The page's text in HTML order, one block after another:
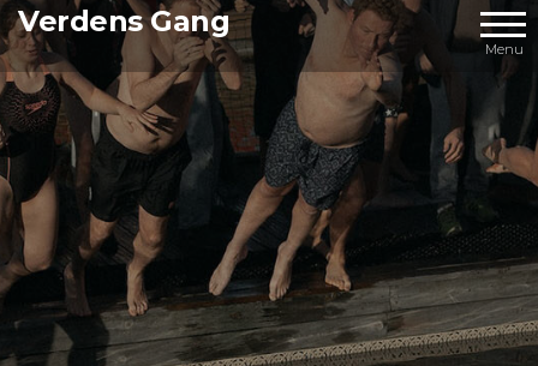
Videre
til
indhold
Verdens Gang
Menu